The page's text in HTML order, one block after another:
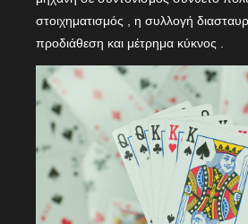
στοιχηματισμός , η συλλογή
προδιάθεση και μέτρημα κύκνος .